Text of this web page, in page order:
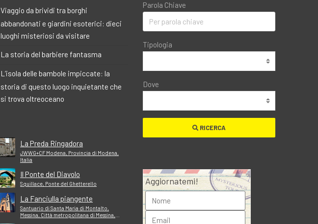
Viaggio da brividi tra borghi
abbandonati e giardini esoterici: dieci
luoghi misteriosi da visitare
La storia del barbiere fantasma
L’isola delle bambole impiccate: la
storia di questo luogo inquietante che
si trova oltreoceano
La Preda Ringadora
JWWG+CF Modena, Provincia di Modena,
Italia
Il Ponte del Diavolo
Squillace, Ponte del Ghetterello
La Fanciulla piangente
Santuario di Santa Maria di Montalto,
Messina, Città metropolitana di Messina,
Parola Chiave
Tipologia
Dove
RICERCA
Aggiornatemi!